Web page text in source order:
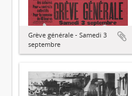
Grève générale - Samedi 3
septembre